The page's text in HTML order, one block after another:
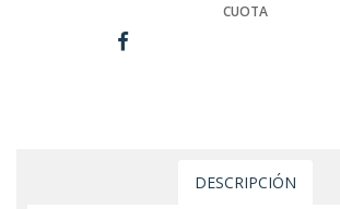
CUOTA
DESCRIPCIÓN